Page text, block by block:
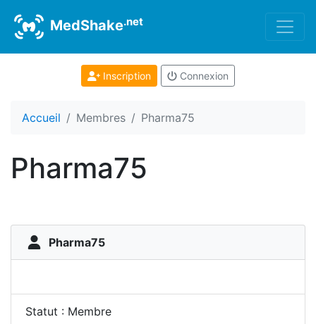
MedShake.net
Inscription Connexion
Accueil Membres Pharma75
Pharma75
Pharma75
Statut : Membre